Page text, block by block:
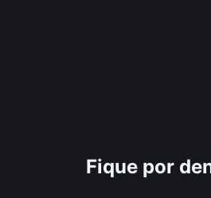
Fique por